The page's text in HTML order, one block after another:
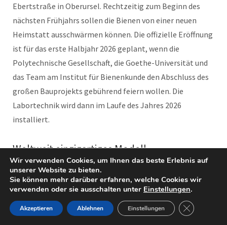
Ebertstraße in Oberursel. Rechtzeitig zum Beginn des
nächsten Frühjahrs sollen die Bienen von einer neuen
Heimstatt ausschwärmen können. Die offizielle Eröffnung
ist für das erste Halbjahr 2026 geplant, wenn die
Polytechnische Gesellschaft, die Goethe-Universität und
das Team am Institut für Bienenkunde den Abschluss des
großen Bauprojekts gebührend feiern wollen. Die
Labortechnik wird dann im Laufe des Jahres 2026
installiert.
Weltweit einzigartiges Modell
„Diese Public-Private-Partnership ist deutschlandweit
ohne Vorbild“, erklärt Institutsleiter Grünewald. Die
Universität übernimmt einen Teil der Betriebskosten und
stellt wissenschaftliches Personal. Ein Drittel der 25
Wir verwenden Cookies, um Ihnen das beste Erlebnis auf
unserer Website zu bieten.
Sie können mehr darüber erfahren, welche Cookies wir
verwenden oder sie ausschalten unter Einstellungen.
Akzeptieren Ablehnen Einstellungen GDPR